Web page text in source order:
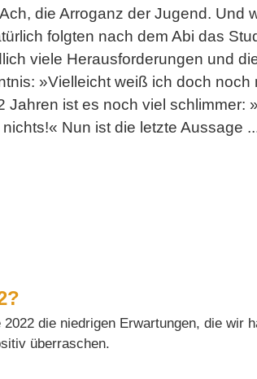
die Arroganz der Jugend. Und
folgten nach dem Abi das
viele Herausforderungen und
»Vielleicht weiß ich doch noch
Jahren ist es noch viel schlimmer:
Nun ist die letzte Aussage
die niedrigen Erwartungen, die wir
überraschen.